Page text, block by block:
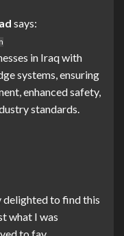
says:
in Iraq with
systems, ensuring
enhanced safety,
standards.
delighted to find this
what I was
to fav